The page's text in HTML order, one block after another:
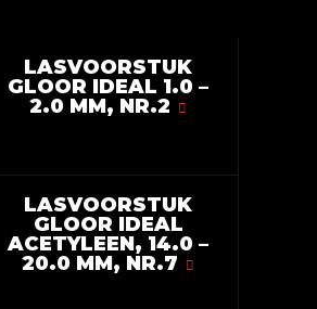
LASVOORSTUK
GLOOR IDEAL 1.0 –
2.0 MM, NR.2
LASVOORSTUK
GLOOR IDEAL
ACETYLEEN, 14.0 –
20.0 MM, NR.7